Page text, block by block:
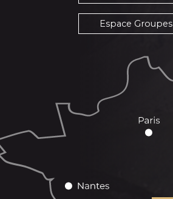
Espace Groupes